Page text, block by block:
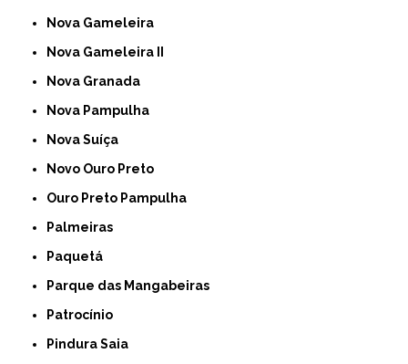
Nova Gameleira
Nova Gameleira II
Nova Granada
Nova Pampulha
Nova Suíça
Novo Ouro Preto
Ouro Preto Pampulha
Palmeiras
Paquetá
Parque das Mangabeiras
Patrocínio
Pindura Saia